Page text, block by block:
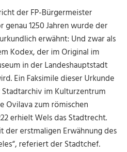
der FP-Bürgermeister
genau 1250 Jahren wurde der
erwähnt: Und zwar als
Kodex, der im Original im
in der Landeshauptstadt
Ein Faksimile dieser Urkunde
im Kulturzentrum
Ovilava zum römischen
erhielt Wels das Stadtrecht.
der erstmaligen Erwähnung des
referiert der Stadtchef.